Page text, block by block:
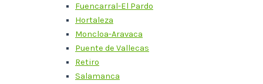
Fuencarral-El Pardo
Hortaleza
Moncloa-Aravaca
Puente de Vallecas
Retiro
Salamanca